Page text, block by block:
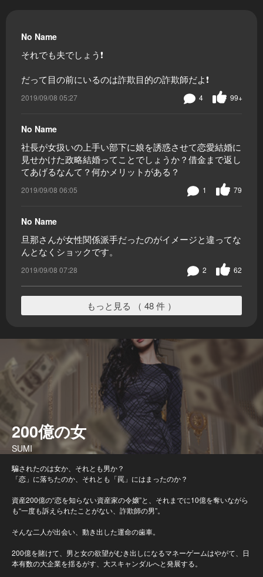
No Name
それでも夫でしょう❗
だって目の前にいるのは詐欺目的の詐欺師だよ❗
2019/09/08 05:27 99+
4
No Name
社長が女扱いの上手い部下に娘を誘惑させて恋愛結婚に
見せかけた政略結婚ってことでしょうか？借金まで返し
てあげるなんて？何かメリットがある？
2019/09/08 06:05 79
1
No Name
旦那さんが女性関係派手だったのがイメージと違ってな
んとなくショックです。
2019/09/08 07:28 62
2
もっと見る （ 48 件 ）
200億の女
SUMI
騙されたのは女か、それとも男か？
「恋」に落ちたのか、それとも「罠」にはまったのか？
資産200億の“恋を知らない資産家の令嬢”と、それまでに10億を奪いながら
も“一度も訴えられたことがない、詐欺師の男”。
そんな二人が出会い、動き出した運命の歯車。
200億を賭けて、男と女の欲望がむき出しになるマネーゲームはやがて、日
本有数の大企業を揺るがす、大スキャンダルへと発展する。